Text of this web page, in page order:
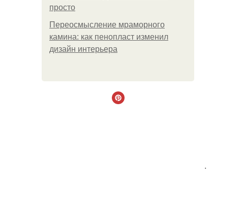
просто
Переосмысление мраморного
камина: как пенопласт изменил
дизайн интерьера
.